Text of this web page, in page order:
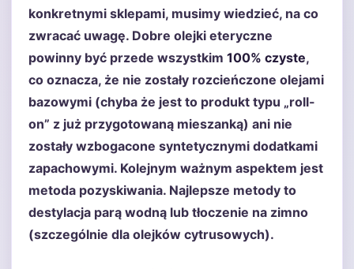
konkretnymi sklepami, musimy wiedzieć, na co
zwracać uwagę. Dobre olejki eteryczne
powinny być przede wszystkim 100% czyste,
co oznacza, że nie zostały rozcieńczone olejami
bazowymi (chyba że jest to produkt typu „roll-
on” z już przygotowaną mieszanką) ani nie
zostały wzbogacone syntetycznymi dodatkami
zapachowymi. Kolejnym ważnym aspektem jest
metoda pozyskiwania. Najlepsze metody to
destylacja parą wodną lub tłoczenie na zimno
(szczególnie dla olejków cytrusowych).